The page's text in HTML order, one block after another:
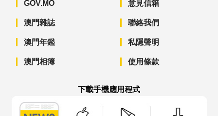
GOV.MO
澳門雜誌
澳門年鑑
澳門相簿
意見信箱
聯絡我們
私隱聲明
使用條款
下載手機應用程式